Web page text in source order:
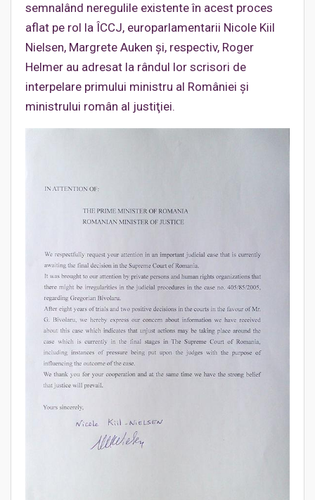
semnalând neregulile existente în acest proces
aflat pe rol la ÎCCJ, europarlamentarii Nicole Kiil
Nielsen, Margrete Auken şi, respectiv, Roger
Helmer au adresat la rândul lor scrisori de
interpelare primului ministru al României şi
ministrului român al justiţiei.